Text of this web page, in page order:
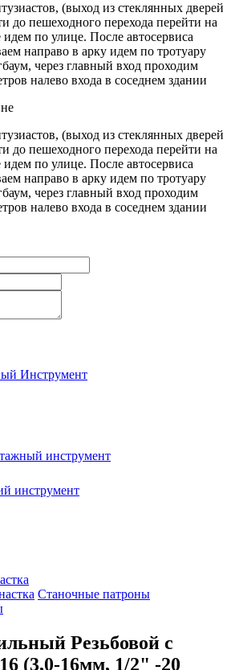
(выход из стеклянных дверей
до пешеходного перехода перейти на
идем по улице. После автосервиса
направо в арку идем по тротуару
через главный вход проходим
налево входа в соседнем здании
(выход из стеклянных дверей
до пешеходного перехода перейти на
идем по улице. После автосервиса
направо в арку идем по тротуару
через главный вход проходим
налево входа в соседнем здании
Инструмент
инструмент
инструмент
Станочные патроны
Резьбовой с
(3,0-16мм, 1/2" -20